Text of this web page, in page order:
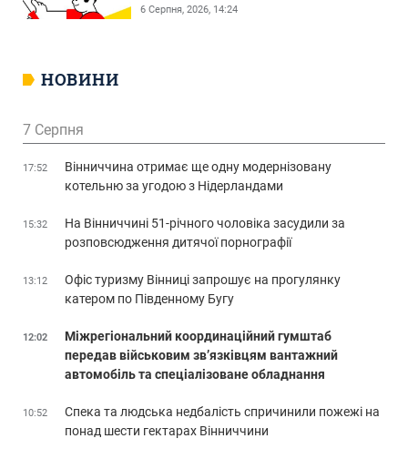
6 Серпня, 2026, 14:24
НОВИНИ
7 Серпня
17:52
Вінниччина отримає ще одну модернізовану
котельню за угодою з Нідерландами
15:32
На Вінниччині 51-річного чоловіка засудили за
розповсюдження дитячої порнографії
13:12
Офіс туризму Вінниці запрошує на прогулянку
катером по Південному Бугу
12:02
Міжрегіональний координаційний гумштаб
передав військовим зв’язківцям вантажний
автомобіль та спеціалізоване обладнання
10:52
Спека та людська недбалість спричинили пожежі на
понад шести гектарах Вінниччини